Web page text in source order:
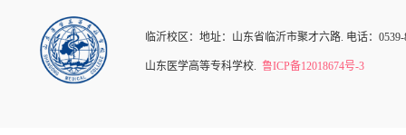
临沂校区：地址：山东省临沂市聚才六路. 电话：
山东医学高等专科学校. 鲁ICP备12018674号-3